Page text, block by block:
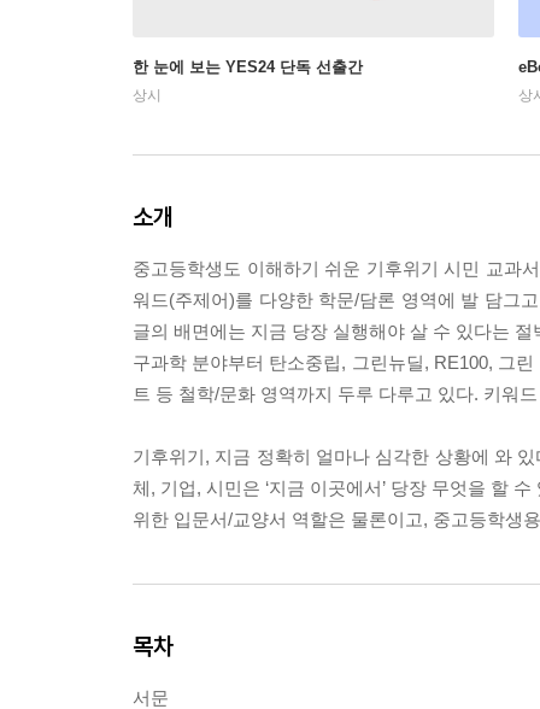
한 눈에 보는 YES24 단독 선출간
상시 상
소개
중고등학생도 이해하기 쉬운 기후위기 시민 교과
워드(주제어)를 다양한 학문/담론 영역에 발 담그
글의 배면에는 지금 당장 실행해야 살 수 있다는
구과학 분야부터 탄소중립, 그린뉴딜, RE100, 그
트 등 철학/문화 영역까지 두루 다루고 있다. 키워
기후위기, 지금 정확히 얼마나 심각한 상황에 와
체, 기업, 시민은 ‘지금 이곳에서’ 당장 무엇을 할
위한 입문서/교양서 역할은 물론이고, 중고등학생
목차
서문